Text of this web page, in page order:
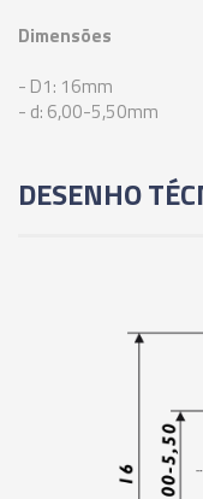
02667 - ANEL DE
10,50-10,00MM
02668 - ANEL DE
02669 - ANEL DE
02671 - ANEL DE
12,50-12,00MM
02672 - ANEL DE
Dimensões
- D1: 16mm
- d: 6,00-5,50mm
DESENHO